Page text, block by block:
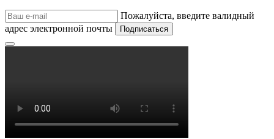
Пожалуйста, введите валидный
адрес электронной почты
Подписаться